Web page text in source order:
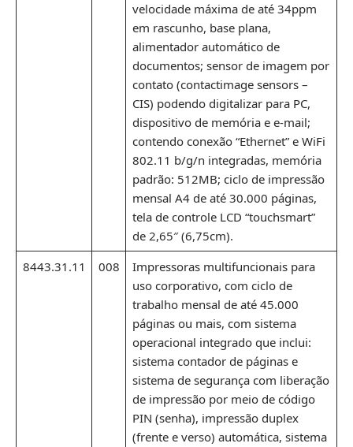
velocidade máxima de até 34ppm
em rascunho, base plana,
alimentador automático de
documentos; sensor de imagem por
contato (contactimage sensors –
CIS) podendo digitalizar para PC,
dispositivo de memória e e-mail;
contendo conexão “Ethernet” e WiFi
802.11 b/g/n integradas, memória
padrão: 512MB; ciclo de impressão
mensal A4 de até 30.000 páginas,
tela de controle LCD “touchsmart”
de 2,65″ (6,75cm).
8443.31.11
008
Impressoras multifuncionais para
uso corporativo, com ciclo de
trabalho mensal de até 45.000
páginas ou mais, com sistema
operacional integrado que inclui:
sistema contador de páginas e
sistema de segurança com liberação
de impressão por meio de código
PIN (senha), impressão duplex
(frente e verso) automática, sistema